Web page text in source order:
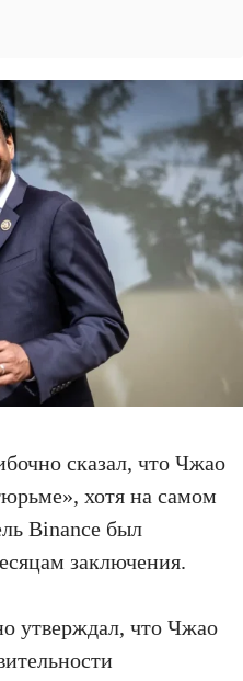
сказал, что Чжао
хотя на самом
Binance был
заключения.
утверждал, что Чжао